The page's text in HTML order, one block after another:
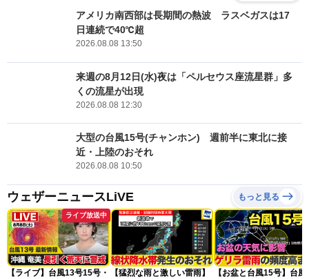
アメリカ南西部は長期間の熱波 ラスベガスは17
日連続で40℃超
2026.08.08 13:50
来週の8月12日(水)夜は「ペルセウス座流星群」多
くの流星が出現
2026.08.08 12:30
大型の台風15号(チャンホン) 週前半に東北に接
近・上陸のおそれ
2026.08.08 10:50
ウェザーニュースLiVE もっと見る
ライブ放送中
【ライブ】台風13号15号・
【猛烈な雨と激しい雷雨】
【お盆と台風15号】台風